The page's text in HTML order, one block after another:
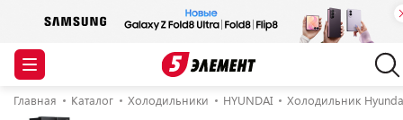
Главная Каталог Холодильники HYUNDAI Холодильник